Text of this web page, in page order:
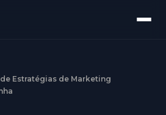
Estratégias de Marketing